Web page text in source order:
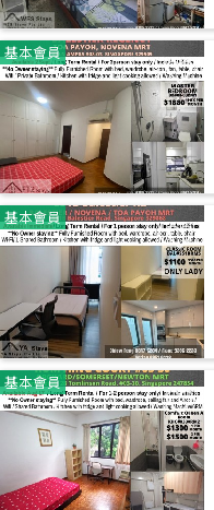
基本會員
基本會員
基本會員